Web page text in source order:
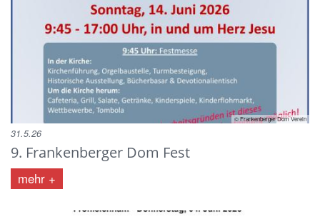
© Frankenberger Dom Verein
9. Frankenberger Dom Fest
31.5.26
mehr